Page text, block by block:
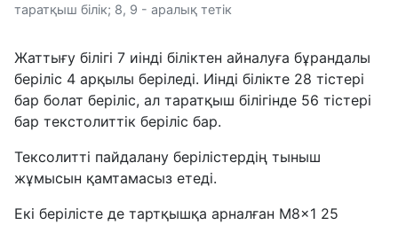
таратқыш білік; 8, 9 - аралық тетік
Жаттығу білігі 7 иінді біліктен айналуға бұрандалы
беріліс 4 арқылы беріледі. Иінді білікте 28 тістері
бар болат беріліс, ал таратқыш білігінде 56 тістері
бар текстолиттік беріліс бар.
Тексолитті пайдалану берілістердің тыныш
жұмысын қамтамасыз етеді.
Екі берілісте де тартқышқа арналған M8x1 25